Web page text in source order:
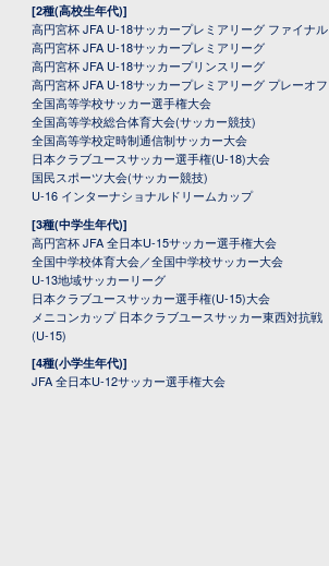
[2種(高校生年代)]
高円宮杯 JFA U-18サッカープレミアリーグ ファイナル
高円宮杯 JFA U-18サッカープレミアリーグ
高円宮杯 JFA U-18サッカープリンスリーグ
高円宮杯 JFA U-18サッカープレミアリーグ プレーオフ
全国高等学校サッカー選手権大会
全国高等学校総合体育大会(サッカー競技)
全国高等学校定時制通信制サッカー大会
日本クラブユースサッカー選手権(U-18)大会
国民スポーツ大会(サッカー競技)
U-16 インターナショナルドリームカップ
[3種(中学生年代)]
高円宮杯 JFA 全日本U-15サッカー選手権大会
全国中学校体育大会／全国中学校サッカー大会
U-13地域サッカーリーグ
日本クラブユースサッカー選手権(U-15)大会
メニコンカップ 日本クラブユースサッカー東西対抗戦
(U-15)
[4種(小学生年代)]
JFA 全日本U-12サッカー選手権大会